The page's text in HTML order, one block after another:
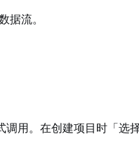
流。
用。在创建项目时「选